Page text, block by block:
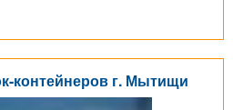
контейнеров г. Мытищи